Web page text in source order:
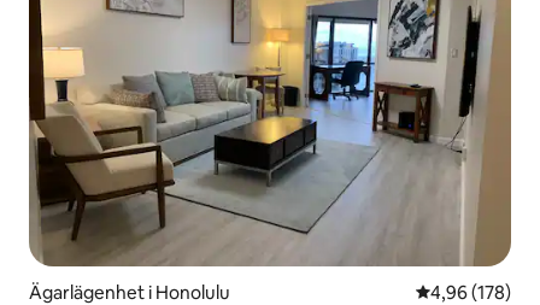
Ägarlägenhet i Honolulu 4,96 av 5 i
4,96 (178)